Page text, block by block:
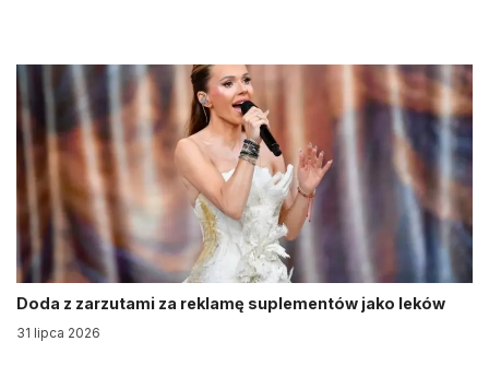
Doda z zarzutami za reklamę suplementów jako leków
31 lipca 2026